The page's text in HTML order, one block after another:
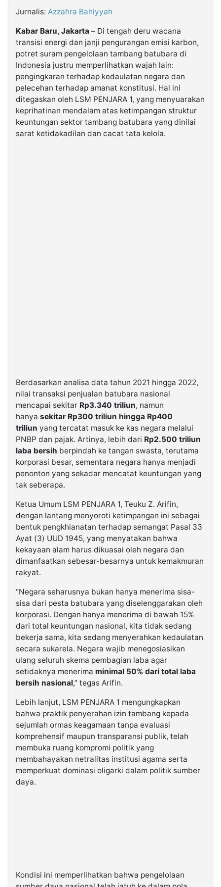
Kabarbaru.co
2026
Kabarbaru
Media
Holding
Jurnalis: Azzahra Bahiyyah
Kabar Baru, Jakarta – Di tengah deru wacana
transisi energi dan janji pengurangan emisi karbon,
potret suram pengelolaan tambang batubara di
Indonesia justru memperlihatkan wajah lain:
pengingkaran terhadap kedaulatan negara dan
pelecehan terhadap amanat konstitusi. Hal ini
ditegaskan oleh LSM PENJARA 1, yang menyuarakan
keprihatinan mendalam atas ketimpangan struktur
keuntungan sektor tambang batubara yang dinilai
sarat ketidakadilan dan cacat tata kelola.
Berdasarkan analisa data tahun 2021 hingga 2022,
nilai transaksi penjualan batubara nasional
mencapai sekitar Rp3.340 triliun, namun
hanya sekitar Rp300 triliun hingga Rp400
triliun yang tercatat masuk ke kas negara melalui
PNBP dan pajak. Artinya, lebih dari Rp2.500 triliun
laba bersih berpindah ke tangan swasta, terutama
korporasi besar, sementara negara hanya menjadi
penonton yang sekadar mencatat keuntungan yang
tak seberapa.
Ketua Umum LSM PENJARA 1, Teuku Z. Arifin,
dengan lantang menyoroti ketimpangan ini sebagai
bentuk pengkhianatan terhadap semangat Pasal 33
Ayat (3) UUD 1945, yang menyatakan bahwa
kekayaan alam harus dikuasai oleh negara dan
dimanfaatkan sebesar-besarnya untuk kemakmuran
rakyat.
“Negara seharusnya bukan hanya menerima sisa-
sisa dari pesta batubara yang diselenggarakan oleh
korporasi. Dengan hanya menerima di bawah 15%
dari total keuntungan nasional, kita tidak sedang
bekerja sama, kita sedang menyerahkan kedaulatan
secara sukarela. Negara wajib menegosiasikan
ulang seluruh skema pembagian laba agar
setidaknya menerima minimal 50% dari total laba
bersih nasional,” tegas Arifin.
Lebih lanjut, LSM PENJARA 1 mengungkapkan
bahwa praktik penyerahan izin tambang kepada
sejumlah ormas keagamaan tanpa evaluasi
komprehensif maupun transparansi publik, telah
membuka ruang kompromi politik yang
membahayakan netralitas institusi agama serta
memperkuat dominasi oligarki dalam politik sumber
daya.
Kondisi ini memperlihatkan bahwa pengelolaan